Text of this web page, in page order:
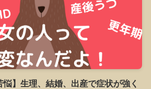
悩】生理、結婚、出産で症状が強く